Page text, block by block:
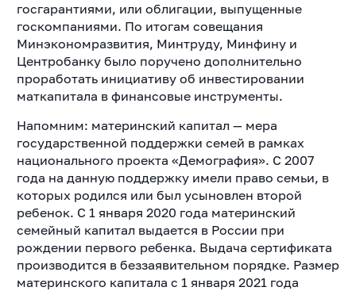
госгарантиями, или облигации, выпущенные
госкомпаниями. По итогам совещания
Минэкономразвития, Минтруду, Минфину и
Центробанку было поручено дополнительно
проработать инициативу об инвестировании
маткапитала в финансовые инструменты.
Напомним: материнский капитал — мера
государственной поддержки семей в рамках
национального проекта «Демография». С 2007
года на данную поддержку имели право семьи, в
которых родился или был усыновлен второй
ребенок. С 1 января 2020 года материнский
семейный капитал выдается в России при
рождении первого ребенка. Выдача сертификата
производится в беззаявительном порядке. Размер
материнского капитала с 1 января 2021 года